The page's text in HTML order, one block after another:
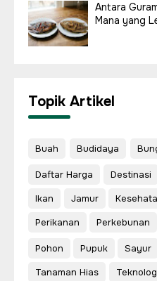
Antara
Mana yang
Topik Artikel
Buah Budidaya
Daftar Harga Destinasi
Ikan
Jamur
Perikanan
Perkebunan
Pohon Pupuk Sayur
Tanaman Hias